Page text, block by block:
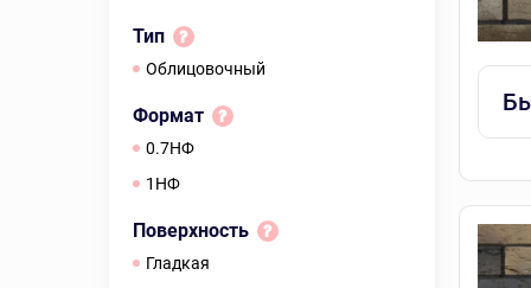
Тип
Облицовочный
Формат
0.7НФ
1НФ
Поверхность
гладкая